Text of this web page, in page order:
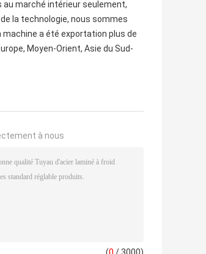
marché intérieur seulement,
la technologie, nous sommes
a été exportation plus de
Moyen-Orient, Asie du Sud-
à nous
(0 / 3000)